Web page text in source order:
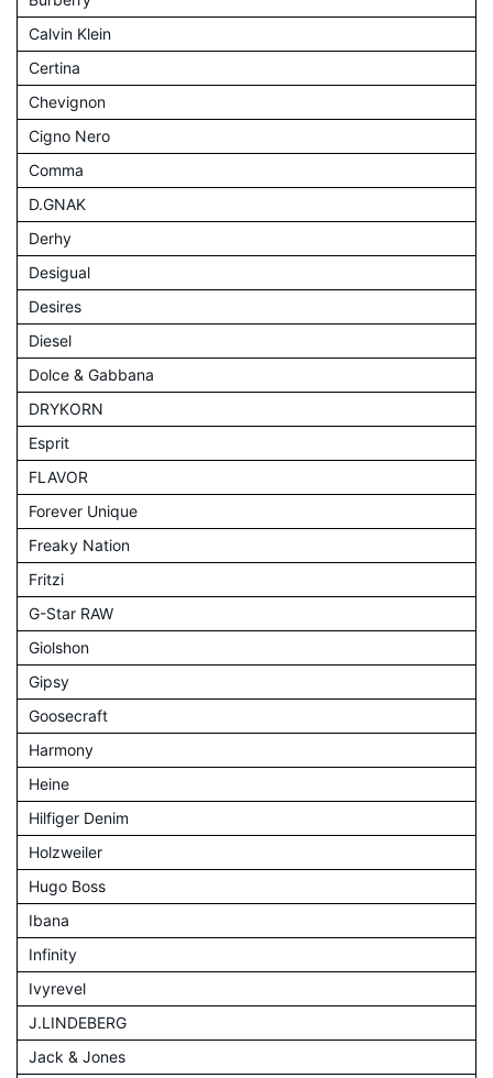
Calvin Klein
Certina
Chevignon
Cigno Nero
Comma
D.GNAK
Derhy
Desigual
Desires
Diesel
Dolce & Gabbana
DRYKORN
Esprit
FLAVOR
Forever Unique
Freaky Nation
Fritzi
G-Star RAW
Giolshon
Gipsy
Goosecraft
Harmony
Heine
Hilfiger Denim
Holzweiler
Hugo Boss
Ibana
Infinity
Ivyrevel
J.LINDEBERG
Jack & Jones